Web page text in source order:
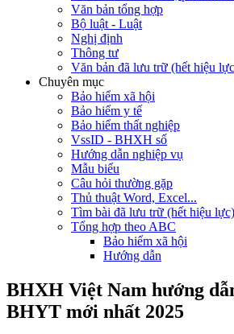
Văn bản tổng hợp
Bộ luật - Luật
Nghị định
Thông tư
Văn bản đã lưu trữ (hết hiệu
Chuyên mục
Bảo hiểm xã hội
Bảo hiểm y tế
Bảo hiểm thất nghiệp
VssID - BHXH số
Hướng dẫn nghiệp vụ
Mẫu biểu
Câu hỏi thường gặp
Thủ thuật Word, Excel...
Tìm bài đã lưu trữ (hết hiệu lực)
Tổng hợp theo ABC
Bảo hiểm xã hội
Hướng dẫn
BHXH Việt Nam hướng
BHYT mới nhất 2025